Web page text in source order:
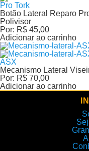
Pro Tork
Botão Lateral Reparo
Polivisor
Por: R$ 45,00
Adicionar ao carrinho
ASX
Mecanismo Lateral
Por: R$ 70,00
Adicionar ao carrinho